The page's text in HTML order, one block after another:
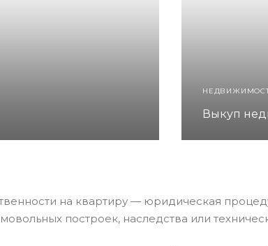
Выкуп
на квартиру — юридическая
построек, наследства или